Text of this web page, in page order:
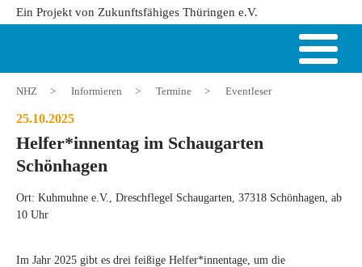
Ein Projekt von Zukunftsfähiges Thüringen e.V.
NHZ > Informieren > Termine > Eventleser
25.10.2025
Helfer*innentag im Schaugarten
Schönhagen
Ort: Kuhmuhne e.V., Dreschflegel Schaugarten, 37318 Schönhagen, ab
10 Uhr
Im Jahr 2025 gibt es drei feißige Helfer*innentage, um die